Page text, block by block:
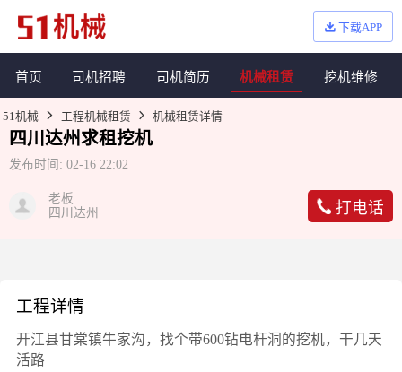
下载APP
首页 司机招聘 司机简历 机械租赁 挖机维修
51机械 工程机械租赁 机械租赁详情
四川达州求租挖机
发布时间: 02-16 22:02
老板
四川达州
打电话
工程详情
开江县甘棠镇牛家沟，找个带600钻电杆洞的挖机，干几天
活路